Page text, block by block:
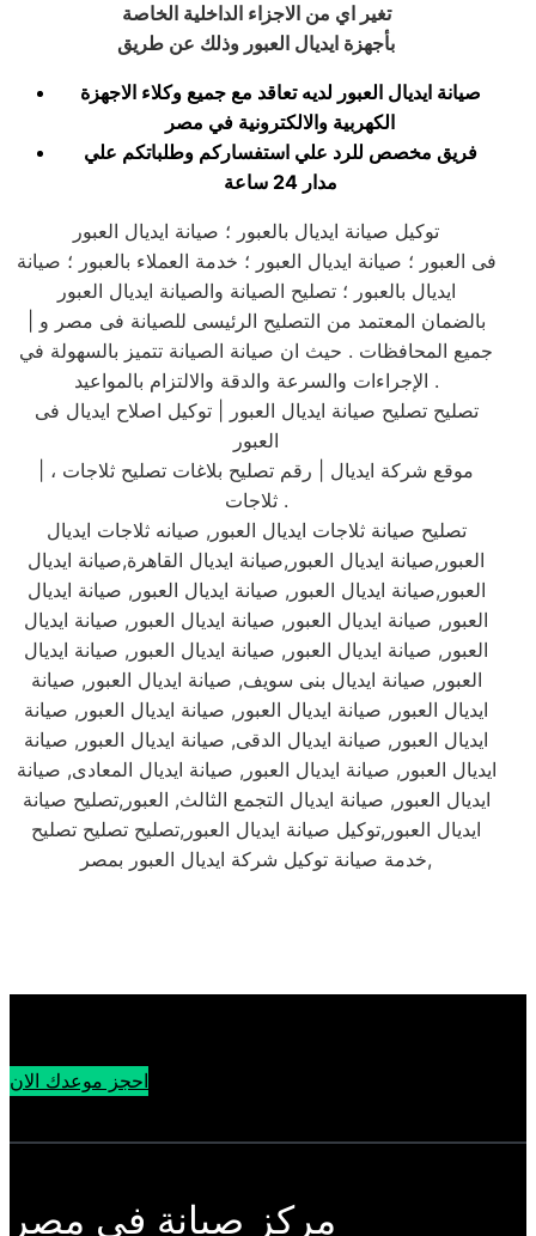
تغير اي من الاجزاء الداخلية الخاصة
بأجهزة ايديال العبور وذلك عن طريق
صيانة ايديال العبور لديه تعاقد مع جميع وكلاء الاجهزة
الكهربية والالكترونية في مصر
فريق مخصص للرد علي استفساركم وطلباتكم علي
مدار 24 ساعة
توكيل صيانة ايديال بالعبور ؛ صيانة ايديال العبور
فى العبور ؛ صيانة ايديال العبور ؛ خدمة العملاء بالعبور ؛ صيانة
ايديال بالعبور ؛ تصليح الصيانة والصيانة ايديال العبور
جميع المحافظات . حيث ان صيانة الصيانة تتميز بالسهولة في
الإجراءات والسرعة والدقة والالتزام بالمواعيد .
تصليح تصليح صيانة ايديال العبور | توكيل اصلاح ايديال فى
العبور
ثلاجات .
تصليح صيانة ثلاجات ايديال العبور, صيانه ثلاجات ايديال
العبور,صيانة ايديال العبور,صيانة ايديال القاهرة,صيانة ايديال
العبور,صيانة ايديال العبور, صيانة ايديال العبور, صيانة ايديال
العبور, صيانة ايديال العبور, صيانة ايديال العبور, صيانة ايديال
العبور, صيانة ايديال العبور, صيانة ايديال العبور, صيانة ايديال
العبور, صيانة ايديال بنى سويف, صيانة ايديال العبور, صيانة
ايديال العبور, صيانة ايديال العبور, صيانة ايديال العبور, صيانة
ايديال العبور, صيانة ايديال الدقى, صيانة ايديال العبور, صيانة
ايديال العبور, صيانة ايديال العبور, صيانة ايديال المعادى, صيانة
ايديال العبور, صيانة ايديال التجمع الثالث, العبور,تصليح صيانة
ايديال العبور,توكيل صيانة ايديال العبور,تصليح تصليح تصليح
خدمة صيانة توكيل شركة ايديال العبور بمصر,
احجز موعدك الان
مركز صيانة في مصر